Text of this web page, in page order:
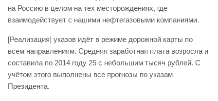
на Россию в целом на тех месторождениях, где
взаимодействует с нашими нефтегазовыми компаниями.
[Реализация] указов идёт в режиме дорожной карты по
всем направлениям. Средняя заработная плата возросла и
составила по 2014 году 25 с небольшим тысяч рублей. С
учётом этого выполнены все прогнозы по указам
Президента.